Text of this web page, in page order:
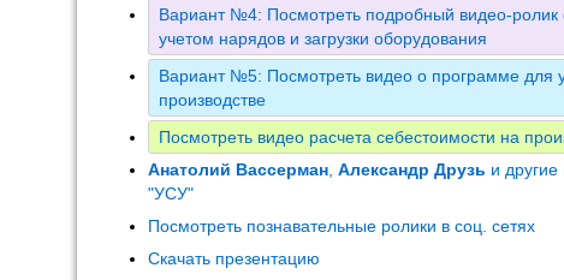
Вариант №4: Посмотреть подробный видео-ролик
учетом нарядов и загрузки оборудования
Вариант №5: Посмотреть видео о программе для
производстве
Посмотреть видео расчета себестоимости на
Анатолий Вассерман Александр Друзь и
"УСУ"
Посмотреть познавательные ролики в соц. сетях
Скачать презентацию